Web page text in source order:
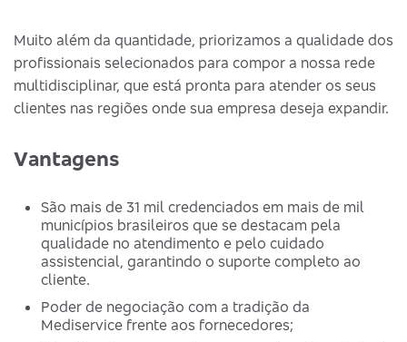
Muito além da quantidade, priorizamos a qualidade dos
profissionais selecionados para compor a nossa rede
multidisciplinar, que está pronta para atender os seus
clientes nas regiões onde sua empresa deseja expandir.
Vantagens
São mais de 31 mil credenciados em mais de mil
municípios brasileiros que se destacam pela
qualidade no atendimento e pelo cuidado
assistencial, garantindo o suporte completo ao
cliente.
Poder de negociação com a tradição da
Mediservice frente aos fornecedores;